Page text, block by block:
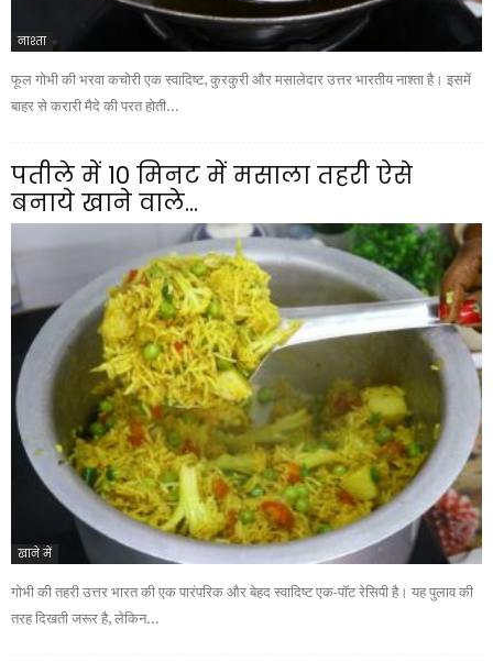
नाश्ता
फूल गोभी की भरवा कचोरी एक स्वादिष्ट, कुरकुरी और मसालेदार उत्तर भारतीय नाश्ता है। इसमें
बाहर से करारी मैदे की परत होती...
पतीले में 10 मिनट में मसाला तहरी ऐसे
बनाये खाने वाले...
खाने में
गोभी की तहरी उत्तर भारत की एक पारंपरिक और बेहद स्वादिष्ट एक-पॉट रेसिपी है। यह पुलाव की
तरह दिखती जरूर है, लेकिन...